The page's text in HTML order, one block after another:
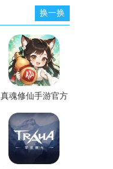
换一换
真魂修仙手游官方
版